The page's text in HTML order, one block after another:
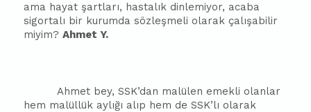
ama hayat şartları, hastalık dinlemiyor, acaba
sigortalı bir kurumda sözleşmeli olarak çalışabilir
miyim?Ahmet Y.
Ahmet bey, SSK’dan malülen emekli olanlar
hem malüllük aylığı alıp hem de SSK’lı olarak